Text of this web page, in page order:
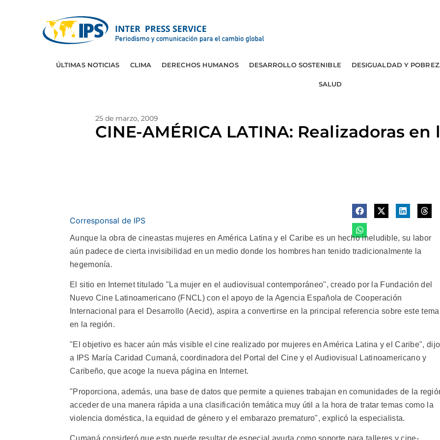
ÚLTIMAS NOTICIAS CLIMA DERECHOS HUMANOS DESARROLLO SOSTENIBLE DESIGUALDAD Y
SALUD
25 de marzo, 2009
CINE-AMÉRICA LATINA: Realizadoras en
Corresponsal de IPS
Aunque la obra de cineastas mujeres en América Latina y el Caribe es un hecho ineludible, su labor
aún padece de cierta invisibilidad en un medio donde los hombres han tenido tradicionalmente la
hegemonía.
El sitio en Internet titulado "La mujer en el audiovisual contemporáneo", creado por la Fundación del
Nuevo Cine Latinoamericano (FNCL) con el apoyo de la Agencia Española de Cooperación
Internacional para el Desarrollo (Aecid), aspira a convertirse en la principal referencia sobre este tema
en la región.
"El objetivo es hacer aún más visible el cine realizado por mujeres en América Latina y el Caribe", dijo
a IPS María Caridad Cumaná, coordinadora del Portal del Cine y el Audiovisual Latinoamericano y
Caribeño, que acoge la nueva página en Internet.
"Proporciona, además, una base de datos que permite a quienes trabajan en comunidades de la
acceder de una manera rápida a una clasificación temática muy útil a la hora de tratar temas como la
violencia doméstica, la equidad de género y el embarazo prematuro", explicó la especialista.
Cumaná consideró que esto puede resultar de especial ayuda como soporte para talleres y cine-